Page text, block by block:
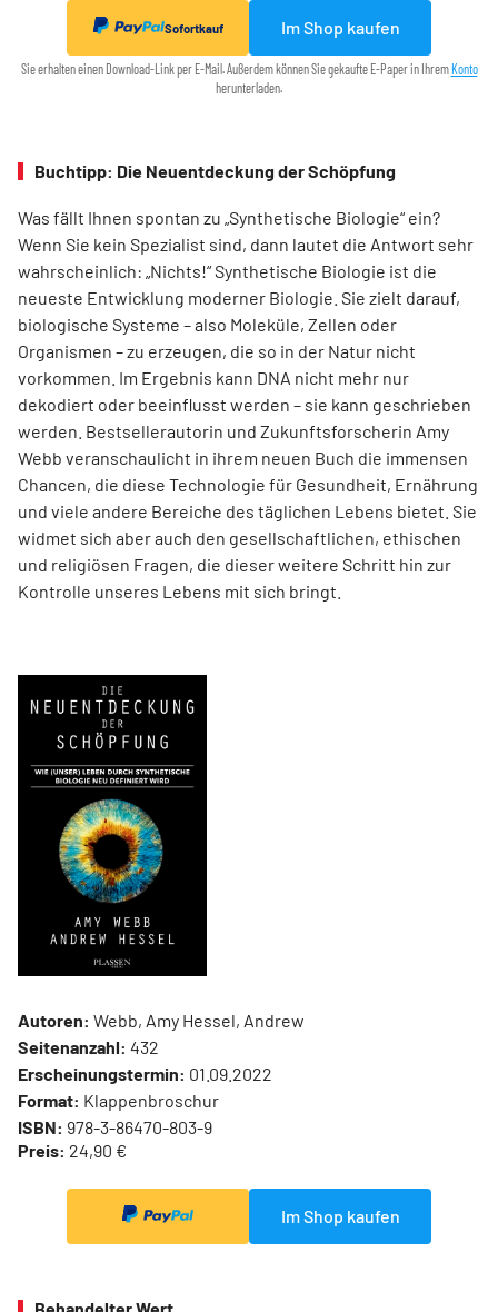
Sofortkauf Im Shop kaufen
Sie erhalten einen Download-Link per E-Mail. Außerdem können Sie gekaufte E-Paper in Ihrem Konto
herunterladen.
Buchtipp: Die Neuentdeckung der Schöpfung
Was fällt Ihnen spontan zu „Synthetische Biologie“ ein?
Wenn Sie kein Spezia­list sind, dann lautet die Antwort sehr
wahrscheinlich: „Nichts!“ Synthetische Biologie ist die
neueste Entwicklung moderner Biologie. Sie zielt darauf,
biologische Systeme – also Moleküle, Zellen oder
Organismen – zu erzeugen, die so in der Natur nicht
vorkommen. Im Ergebnis kann DNA nicht mehr nur
dekodiert oder beeinflusst werden – sie kann geschrieben
werden. Best­sellerautorin und Zukunftsforscherin Amy
Webb veranschaulicht in ihrem neuen Buch die immensen
Chancen, die diese Technologie für Gesundheit, Ernährung
und viele andere Bereiche des täglichen Lebens bietet. Sie
widmet sich aber auch den gesellschaftlichen, ethischen
und religiösen Fragen, die dieser weitere Schritt hin zur
Kontrolle unseres Lebens mit sich bringt.
Autoren: Webb, Amy Hessel, Andrew
Seitenanzahl: 432
Erscheinungstermin: 01.09.2022
Format: Klappenbroschur
ISBN: 978-3-86470-803-9
Preis: 24,90 €
Im Shop kaufen